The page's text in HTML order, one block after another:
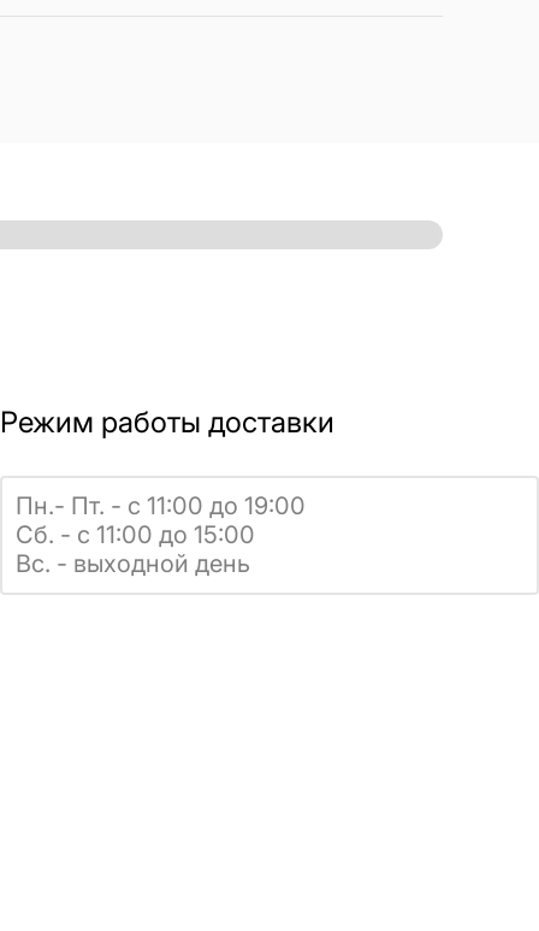
Режим работы доставки
Пн.- Пт. - с 11:00 до 19:00
Сб. - с 11:00 до 15:00
Вс. - выходной день